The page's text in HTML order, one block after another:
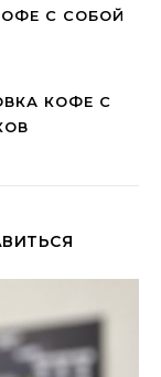
С СОБОЙ
КОФЕ С